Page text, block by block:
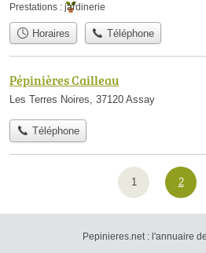
Prestations : jardinerie
Horaires Téléphone
Pépinières Cailleau
Les Terres Noires, 37120 Assay
Téléphone
1 2
Pepinieres.net : l'annuaire